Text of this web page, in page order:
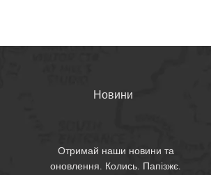
Новини
Отримай наши новини та
оновлення. Колись. Папізжє.